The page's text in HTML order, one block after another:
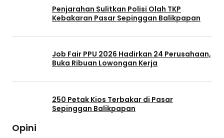
Penjarahan Sulitkan Polisi Olah TKP
Kebakaran Pasar Sepinggan Balikpapan
Job Fair PPU 2026 Hadirkan 24 Perusahaan,
Buka Ribuan Lowongan Kerja
250 Petak Kios Terbakar di Pasar
Sepinggan Balikpapan
Opini